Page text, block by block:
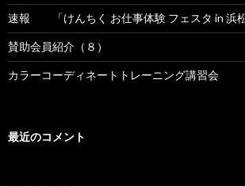
速報 「けんちく お仕事体験 フェスタ in 浜松
賛助会員紹介（８）
カラーコーディネートトレーニング講習会
最近のコメント